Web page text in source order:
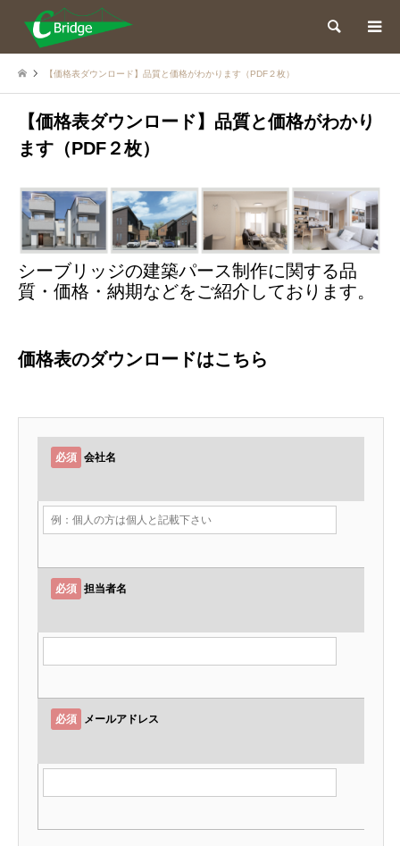
検索
【価格表ダウンロード】品質と価格がわかります（PDF２枚）
【価格表ダウンロード】品質と価格がわかり
ます（PDF２枚）
シーブリッジの建築パース制作に関する品
質・価格・納期などをご紹介しております。
価格表のダウンロードはこちら
必須 会社名
必須 担当者名
必須 メールアドレス